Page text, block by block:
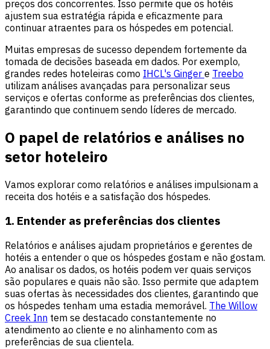
preços dos concorrentes. Isso permite que os hotéis
ajustem sua estratégia rápida e eficazmente para
continuar atraentes para os hóspedes em potencial.
Muitas empresas de sucesso dependem fortemente da
tomada de decisões baseada em dados. Por exemplo,
grandes redes hoteleiras como IHCL's Ginger e Treebo
utilizam análises avançadas para personalizar seus
serviços e ofertas conforme as preferências dos clientes,
garantindo que continuem sendo líderes de mercado.
O papel de relatórios e análises no
setor hoteleiro
Vamos explorar como relatórios e análises impulsionam a
receita dos hotéis e a satisfação dos hóspedes.
1. Entender as preferências dos clientes
Relatórios e análises ajudam proprietários e gerentes de
hotéis a entender o que os hóspedes gostam e não gostam.
Ao analisar os dados, os hotéis podem ver quais serviços
são populares e quais não são. Isso permite que adaptem
suas ofertas às necessidades dos clientes, garantindo que
os hóspedes tenham uma estadia memorável. The Willow
Creek Inn tem se destacado constantemente no
atendimento ao cliente e no alinhamento com as
preferências de sua clientela.